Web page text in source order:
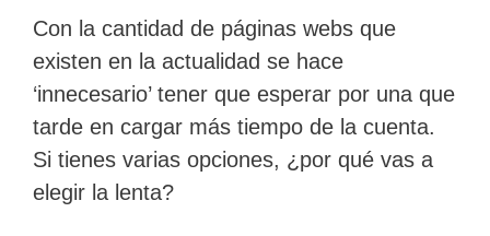
Con la cantidad de páginas webs que
existen en la actualidad se hace
‘innecesario’ tener que esperar por una que
tarde en cargar más tiempo de la cuenta.
Si tienes varias opciones, ¿por qué vas a
elegir la lenta?